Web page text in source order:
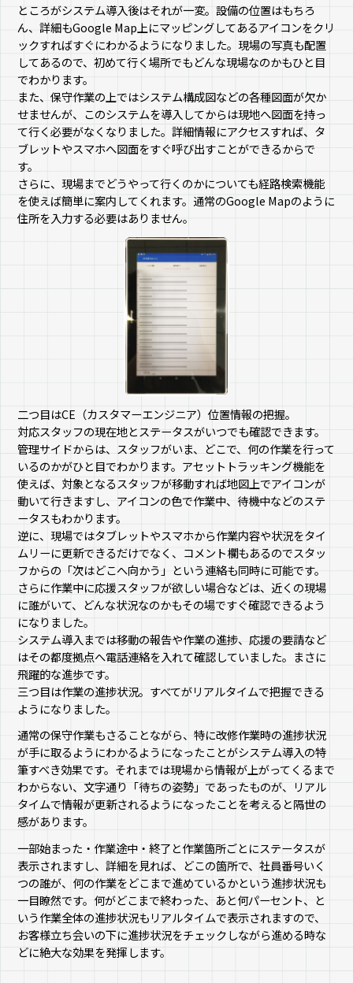
ところがシステム導入後はそれが一変。設備の位置はもちろ
ん、詳細もGoogle Map上にマッピングしてあるアイコンをクリ
ックすればすぐにわかるようになりました。現場の写真も配置
してあるので、初めて行く場所でもどんな現場なのかもひと目
でわかります。
また、保守作業の上ではシステム構成図などの各種図面が欠か
せませんが、このシステムを導入してからは現地へ図面を持っ
て行く必要がなくなりました。詳細情報にアクセスすれば、タ
ブレットやスマホへ図面をすぐ呼び出すことができるからで
す。
さらに、現場までどうやって行くのかについても経路検索機能
を使えば簡単に案内してくれます。通常のGoogle Mapのように
住所を入力する必要はありません。
二つ目はCE（カスタマーエンジニア）位置情報の把握。
対応スタッフの現在地とステータスがいつでも確認できます。
管理サイドからは、スタッフがいま、どこで、何の作業を行って
いるのかがひと目でわかります。アセットトラッキング機能を
使えば、対象となるスタッフが移動すれば地図上でアイコンが
動いて行きますし、アイコンの色で作業中、待機中などのステ
ータスもわかります。
逆に、現場ではタブレットやスマホから作業内容や状況をタイ
ムリーに更新できるだけでなく、コメント欄もあるのでスタッ
フからの「次はどこへ向かう」という連絡も同時に可能です。
さらに作業中に応援スタッフが欲しい場合などは、近くの現場
に誰がいて、どんな状況なのかもその場ですぐ確認できるよう
になりました。
システム導入までは移動の報告や作業の進捗、応援の要請など
はその都度拠点へ電話連絡を入れて確認していました。まさに
飛躍的な進歩です。
三つ目は作業の進捗状況。すべてがリアルタイムで把握できる
ようになりました。
通常の保守作業もさることながら、特に改修作業時の進捗状況
が手に取るようにわかるようになったことがシステム導入の特
筆すべき効果です。それまでは現場から情報が上がってくるまで
わからない、文字通り「待ちの姿勢」であったものが、リアル
タイムで情報が更新されるようになったことを考えると隔世の
感があります。
一部始まった・作業途中・終了と作業箇所ごとにステータスが
表示されますし、詳細を見れば、どこの箇所で、社員番号いく
つの誰が、何の作業をどこまで進めているかという進捗状況も
一目瞭然です。何がどこまで終わった、あと何パーセント、と
いう作業全体の進捗状況もリアルタイムで表示されますので、
お客様立ち会いの下に進捗状況をチェックしながら進める時な
どに絶大な効果を発揮します。